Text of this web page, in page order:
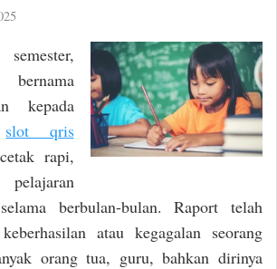
o
n
bernama
kepada
slot qris
rapi,
berbulan-bulan. Raport telah
atau kegagalan seorang
orang tua, guru, bahkan dirinya